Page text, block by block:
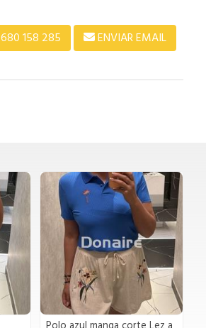
680 158 285 ENVIAR EMAIL